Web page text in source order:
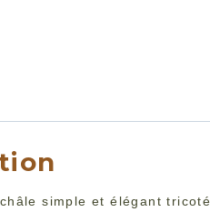
simple et élégant